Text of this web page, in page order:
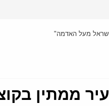
מעל האדמה"
ממתין